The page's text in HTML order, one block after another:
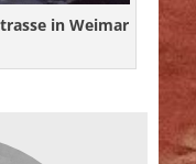
in Weimar